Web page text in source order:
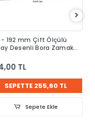
- 192 mm Çift Ölçülü
Desenli Bora Zamak
TL
SEPETTE 255,60 TL
Sepete Ekle